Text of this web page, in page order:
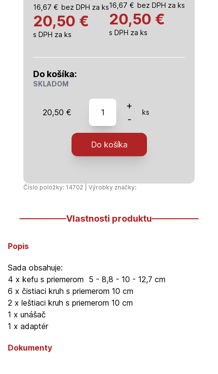
16,67 € bez DPH za ks
20,50 €
s DPH za ks
16,67 € bez DPH za ks
20,50 €
s DPH za ks
Do košíka:
SKLADOM
20,50 €
množstvo
kefy
čistiace,na
vrtačku,sada
14ks
+
-
ks
Do košíka
Číslo položky: 14702 | Výrobky značky:
Vlastnosti produktu
Popis
Sada obsahuje:
4 x kefu s priemerom 5 - 8,8 - 10 - 12,7 cm
6 x čistiaci kruh s priemerom 10 cm
2 x leštiaci kruh s priemerom 10 cm
1 x unášač
1 x adaptér
Dokumenty